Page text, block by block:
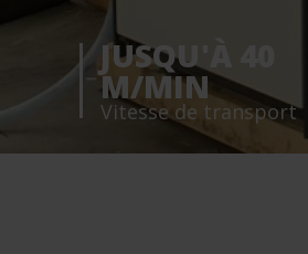
JUSQU'À 40
M/MIN
Vitesse de transport